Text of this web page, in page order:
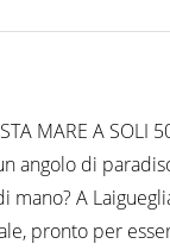
MARE A SOLI
angolo di
mano? A
pronto per